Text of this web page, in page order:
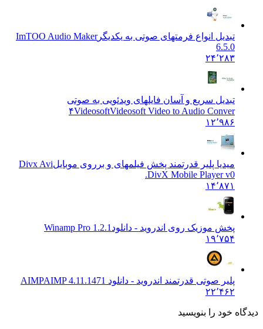
تبدیل انواع فرمتهای صوتی به یکدیگرImTOO Audio Maker
6.5.0
۲۴٬۲۸۳
تبدیل سریع و آسان فایلهای ویدئویی به صوتی
۴VideosoftVideosoft Video to Audio Conver
۱۲٬۹۸۶
میدیا پلیر قدرتمند پخش فیلمهای و برروی موبایلDivx Avi
DivX Mobile Player v0.
۱۴٬۸۷۱
پخش موزیک روی اندروید - دانلود Winamp Pro 1.2.1
۱۹٬۷۵۴
پلیر صوتی قدرتمند اندروید - دانلود AIMP AIMP 4.11.1471
۲۲٬۴۶۲
دیدگاه خود را بنویسید